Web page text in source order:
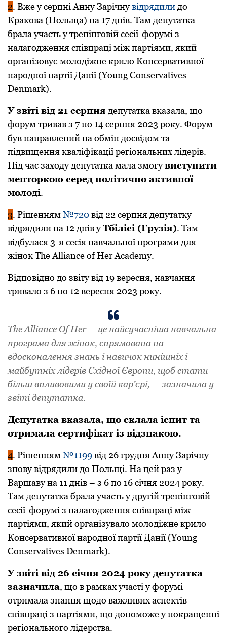
2. Вже у серпні Анну Зарічнувідрядили до
Кракова (Польща) на 17 днів. Там депутатка
брала участь у тренінговій сесії-форумі з
налагодження співпраці між партіями, який
організовує молодіжне крило Консервативної
народної партії Данії (Young Conservatives
Denmark).
У звіті від 21 серпня депутатка вказала, що
форум тривав з 7 по 14 серпня 2023 року. Форум
був направлений на обмін досвідом та
підвищення кваліфікації регіональних лідерів.
Під час заходу депутатка мала змогувиступити
менторкою серед політично активної
молоді.
3. Рішенням№720від 22 серпня депутатку
відрядили на 12 днів уТбілісі (Грузія). Там
відбулася 3-я сесія навчальної програми для
жінок The Alliance of Her Academy.
Відповідно до звіту від 19 вересня, навчання
тривало з 6 по 12 вересня 2023 року.
The Alliance Of Her — це найсучасніша навчальна
програма для жінок, спрямована на
вдосконалення знань i навичок нинішніх i
майбутніх лідерів Східної Європи, щоб стати
більш впливовими у своїй кар’єpi, — зазначила у
звіті депутатка.
Депутатка вказала, що склала іспит та
отримала сертифікат із відзнакою.
4. Рішенням№1199від 26 грудня Анну Зарічну
знову відрядили до Польщі. На цей раз у
Варшаву на 11 днів – з 6 по 16 січня 2024 року.
Там депутатка брала участь у другій тренінговій
сесії-форумі з налагодження співпраці між
партіями, який організувало молодіжне крило
Консервативної народної партії Данії (Young
Conservatives Denmark).
У звіті від 26 січня 2024 року депутатка
зазначила, що в рамках участі у форумі
отримала знання щодо важливих аспектів
співпраці з партіями, що допоможе у покращенні
регіонального лідерства.